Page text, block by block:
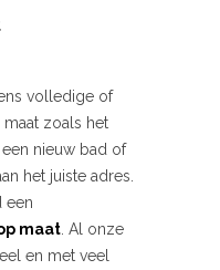
volledige of
zoals het
nieuw bad of
het juiste adres.
een
maat . Al onze
en met veel